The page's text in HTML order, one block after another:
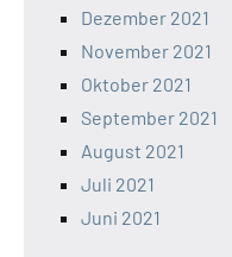
Dezember 2021
November 2021
Oktober 2021
September 2021
August 2021
Juli 2021
Juni 2021